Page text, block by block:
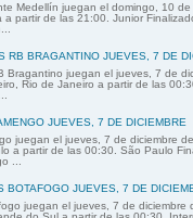
Medellín juegan el domingo, 10 de
a partir de las 21:00. Junior
RB BRAGANTINO JUEVES, 7 DE
Bragantino juegan el jueves, 7 de
Rio de Janeiro a partir de las
JUEVES, 7 DE DICIEMBRE
juegan el jueves, 7 de diciembre
a partir de las 00:30. São Paulo
...
BOTAFOGO JUEVES, 7 DE
juegan el jueves, 7 de diciembre